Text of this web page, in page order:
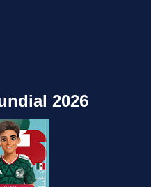
2026